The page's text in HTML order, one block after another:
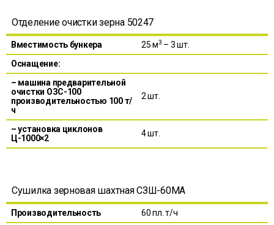
Отделение очистки зерна 50247
Вместимость бункера 25 м3 – 3 шт.
Оснащение:
– машина предварительной
очистки ОЗС-100
производительностью 100 т/
ч
2 шт.
– установка циклонов
Ц-1000×2
4 шт.
Сушилка зерновая шахтная СЗШ-60МА
Производительность
60 пл. т/ч